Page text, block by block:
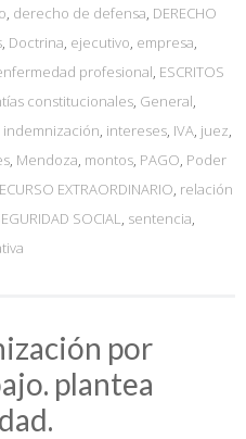
, derecho de defensa, DERECHO
, Doctrina, ejecutivo, empresa,
profesional, ESCRITOS
constitucionales, General,
indemnización, intereses, IVA, juez,
, Mendoza, montos, PAGO, Poder
EXTRAORDINARIO, relación
SOCIAL, sentencia,
por
plantea